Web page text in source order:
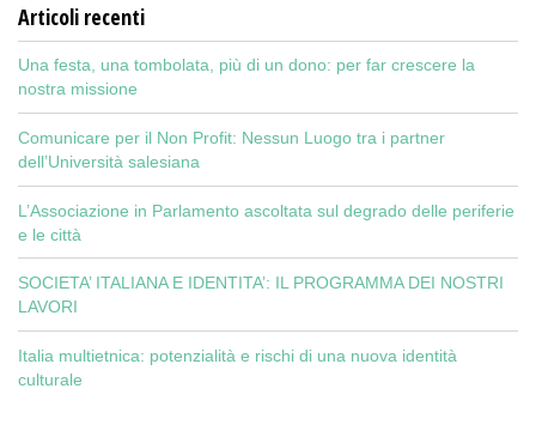
Articoli recenti
Una festa, una tombolata, più di un dono: per far crescere la
nostra missione
Comunicare per il Non Profit: Nessun Luogo tra i partner
dell’Università salesiana
L’Associazione in Parlamento ascoltata sul degrado delle periferie
e le città
SOCIETA’ ITALIANA E IDENTITA’: IL PROGRAMMA DEI NOSTRI
LAVORI
Italia multietnica: potenzialità e rischi di una nuova identità
culturale